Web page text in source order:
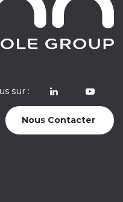
sur :
Nous Contacter